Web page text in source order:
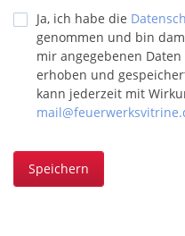
Ja, ich habe die
genommen und bin
mir angegebenen
erhoben und
kann jederzeit mit
Speichern